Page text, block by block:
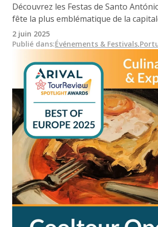
Découvrez les Festas de Santo
fête la plus emblématique de la
Défilés, mariages populaires, concerts
grillées animent les quartiers
2 juin 2025
Publié dans:Événements & Festivals,